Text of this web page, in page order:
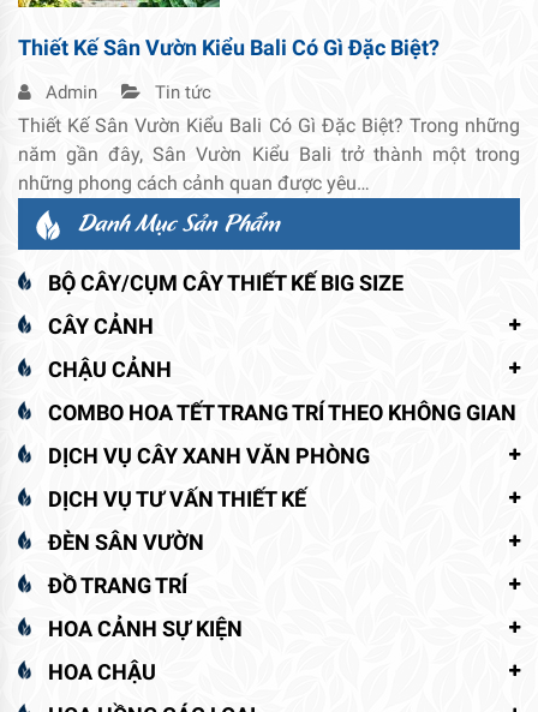
Thiết Kế Sân Vườn Kiểu Bali Có Gì Đặc Biệt?
Admin Tin tức
Thiết Kế Sân Vườn Kiểu Bali Có Gì Đặc Biệt? Trong những
năm gần đây, Sân Vườn Kiểu Bali trở thành một trong
những phong cách cảnh quan được yêu…
Danh Mục Sản Phẩm
BỘ CÂY/CỤM CÂY THIẾT KẾ BIG SIZE
CÂY CẢNH
CHẬU CẢNH
COMBO HOA TẾT TRANG TRÍ THEO KHÔNG GIAN
DỊCH VỤ CÂY XANH VĂN PHÒNG
DỊCH VỤ TƯ VẤN THIẾT KẾ
ĐÈN SÂN VƯỜN
ĐỒ TRANG TRÍ
HOA CẢNH SỰ KIỆN
HOA CHẬU